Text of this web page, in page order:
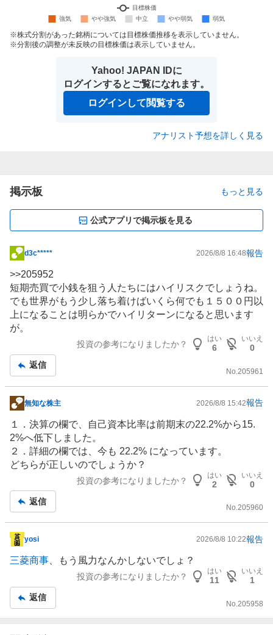
株式分割があった銘柄については目標株価推移を表示していません。
分割後の調整が未反映の目標株価は表示していません。
Yahoo! JAPAN IDに
ログインするとご覧になれます。
ログインして閲覧する
アナリスト予想を詳しく見る
掲示板 もっと見る
公式アプリで掲示板を見る
掲
示
板
記
事
d3c***** 2026/8/8 16:48報告
>>205952
短期売買で小銭を狙う人たちにはハイリスクでしょうね。
でも世界がもう少し落ち着けばいくら何でも１５００円以
上になることは明らかでハイリターンになると思います
が。
投資の参考になりましたか？
はい
6
いいえ
0
返信
No. 205961
掲
示
板
記
事
無知な株主 2026/8/8 15:42報告
１．決算の欄で、自己資本比率は前期末の22.2%から15.
2%へ低下しました。
２．詳細の欄では、今も 22.2% になっています。
どちらが正しいのでしょうか？
投資の参考になりましたか？
はい
2
いいえ
0
返信
No.205960
掲
示
記
事
yosi 2026/8/8 10:22報告
三菱商事 、もう風力なんかしないでしょ？
投資の参考になりましたか？
はい
11
いいえ
1
返信
No. 205958